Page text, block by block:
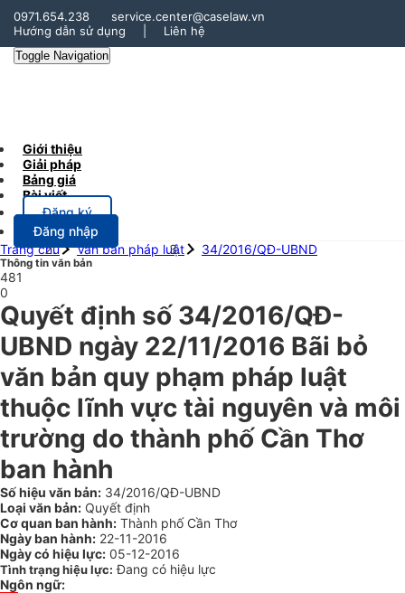
0971.654.238
service.center@caselaw.vn
Hướng dẫn sử dụng
Liên hệ
Toggle Navigation
Giới thiệu
Giải pháp
Bảng giá
Bài viết
Đăng ký
Đăng nhập
Trang chủ
Văn bản pháp luật 34/2016/QĐ-UBND
Thông tin văn bản
481
0
Quyết định số 34/2016/QĐ-
UBND ngày 22/11/2016 Bãi bỏ
văn bản quy phạm pháp luật
thuộc lĩnh vực tài nguyên và môi
trường do thành phố Cần Thơ
ban hành
Số hiệu văn bản: 34/2016/QĐ-UBND
Loại văn bản: Quyết định
Cơ quan ban hành: Thành phố Cần Thơ
Ngày ban hành: 22-11-2016
Ngày có hiệu lực: 05-12-2016
Tình trạng hiệu lực: Đang có hiệu lực
Ngôn ngữ: